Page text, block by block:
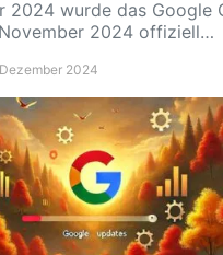
2024 wurde das Google
2024 offiziell…
2024